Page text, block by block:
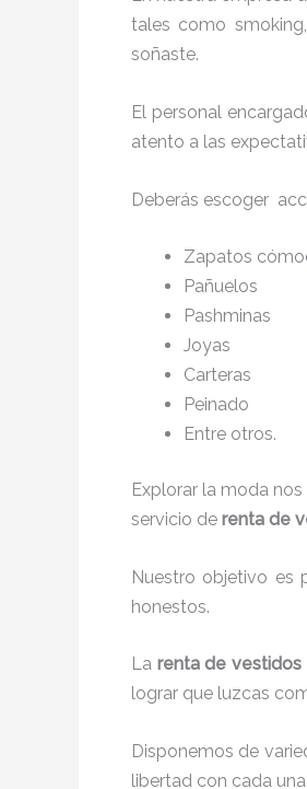
tales como
soñaste.
El personal
atento a las
Deberás escoger
Zapatos
Pañuelos
Pashminas
Joyas
Carteras
Peinado
Entre otros.
Explorar la moda
servicio de renta de
Nuestro objetivo es
honestos.
La renta de vestidos
lograr que luzcas
Disponemos de
libertad con cada